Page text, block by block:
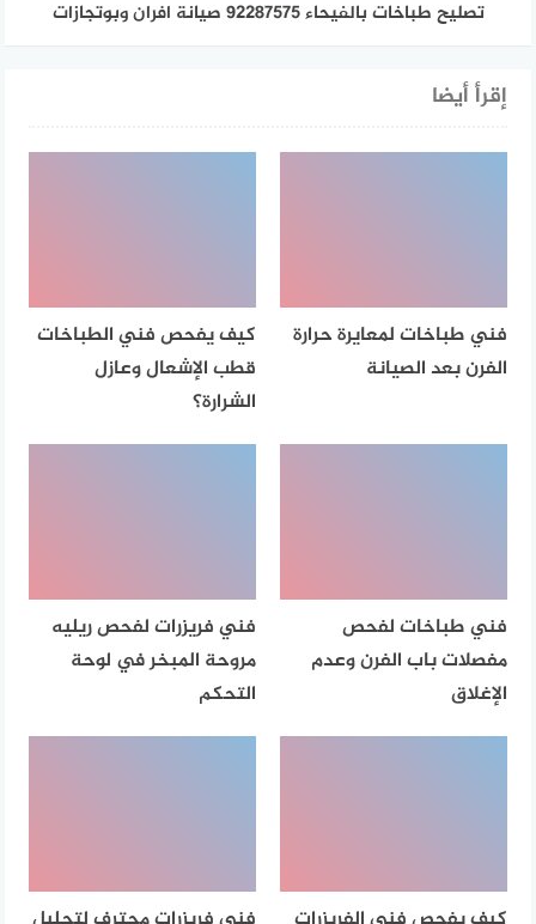
تصليح طباخات بالفيحاء 92287575 صيانة افران وبوتجازات
إقرأ أيضا
فني طباخات لمعايرة حرارة
الفرن بعد الصيانة
كيف يفحص فني الطباخات
قطب الإشعال وعازل
الشرارة؟
فني طباخات لفحص
مفصلات باب الفرن وعدم
الإغلاق
فني فريزرات لفحص ريليه
مروحة المبخر في لوحة
التحكم